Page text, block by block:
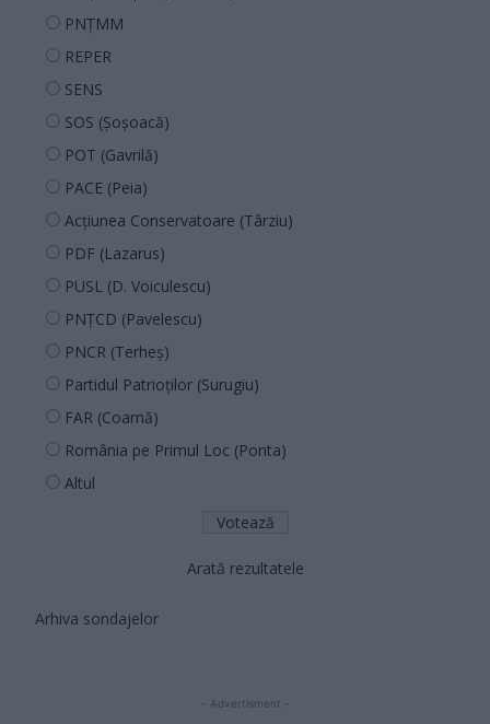
PNȚMM
REPER
SENS
SOS (Șoșoacă)
POT (Gavrilă)
PACE (Peia)
Acțiunea Conservatoare (Târziu)
PDF (Lazarus)
PUSL (D. Voiculescu)
PNȚCD (Pavelescu)
PNCR (Terheș)
Partidul Patrioților (Surugiu)
FAR (Coarnă)
România pe Primul Loc (Ponta)
Altul
Arată rezultatele
Arhiva sondajelor
- Advertisment -